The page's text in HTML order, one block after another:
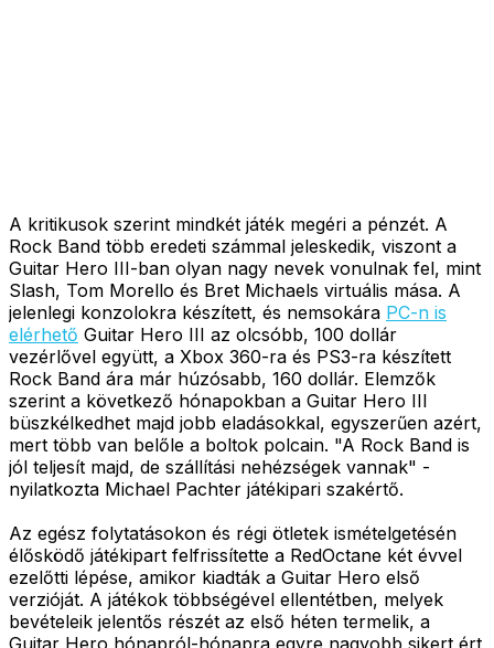
A kritikusok szerint mindkét játék megéri a pénzét. A
Rock Band több eredeti számmal jeleskedik, viszont a
Guitar Hero III-ban olyan nagy nevek vonulnak fel, mint
Slash, Tom Morello és Bret Michaels virtuális mása. A
jelenlegi konzolokra készített, és nemsokára PC-n is
elérhető Guitar Hero III az olcsóbb, 100 dollár
vezérlővel együtt, a Xbox 360-ra és PS3-ra készített
Rock Band ára már húzósabb, 160 dollár. Elemzők
szerint a következő hónapokban a Guitar Hero III
büszkélkedhet majd jobb eladásokkal, egyszerűen azért,
mert több van belőle a boltok polcain. "A Rock Band is
jól teljesít majd, de szállítási nehézségek vannak" -
nyilatkozta Michael Pachter játékipari szakértő.
Az egész folytatásokon és régi ötletek ismételgetésén
élősködő játékipart felfrissítette a RedOctane két évvel
ezelőtti lépése, amikor kiadták a Guitar Hero első
verzióját. A játékok többségével ellentétben, melyek
bevételeik jelentős részét az első héten termelik, a
Guitar Hero hónapról-hónapra egyre nagyobb sikert ért